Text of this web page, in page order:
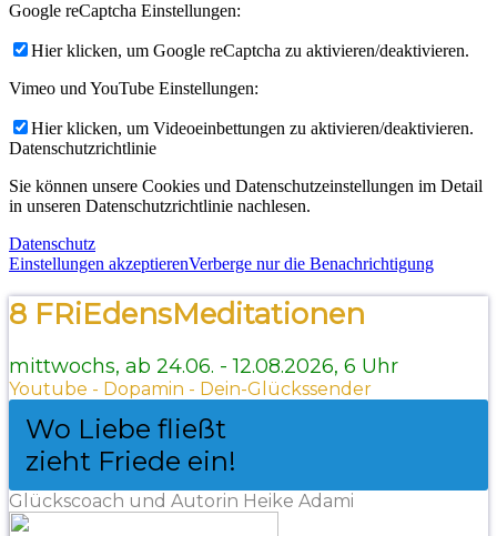
Google reCaptcha Einstellungen:
Hier klicken, um Google reCaptcha zu aktivieren/deaktivieren.
Vimeo und YouTube Einstellungen:
Hier klicken, um Videoeinbettungen zu aktivieren/deaktivieren.
Datenschutzrichtlinie
Sie können unsere Cookies und Datenschutzeinstellungen im Detail
in unseren Datenschutzrichtlinie nachlesen.
Datenschutz
Einstellungen akzeptierenVerberge nur die Benachrichtigung
8 FRiEdensMeditationen
mittwochs, ab 24.06. - 12.08.2026, 6 Uhr
Youtube - Dopamin - Dein-Glückssender
Wo Liebe fließt
zieht Friede ein!
Glückscoach und Autorin Heike Adami